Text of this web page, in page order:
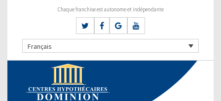
Chaque franchise est autonome et indépendante
Français